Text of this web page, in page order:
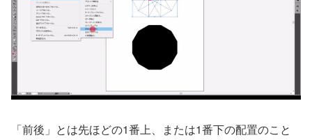
「前後」とは先ほどの1番上、または1番下の配置のこと